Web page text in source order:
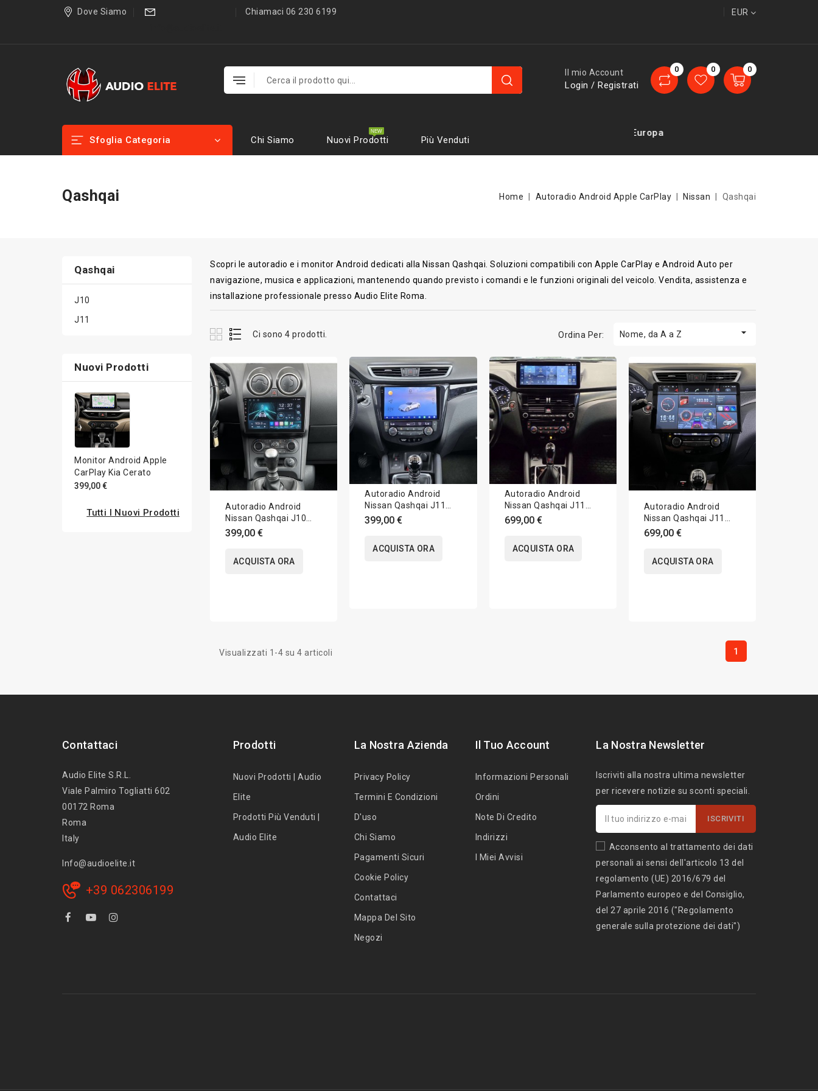
Dove Siamo
Chiamaci 06 230 6199 EUR
0
0
0
Il mio Account
Login / Registrati
Sfoglia Categoria Chi Siamo Nuovi Prodotti Più Venduti
Consegne in tutta Europa
Qashqai Home Autoradio Android Apple CarPlay Nissan Qashqai
Qashqai
J10
J11
Nuovi Prodotti
Monitor Android Apple
CarPlay Kia Cerato
399,00 €
Tutti I Nuovi Prodotti
Scopri le autoradio e i monitor Android dedicati alla Nissan Qashqai. Soluzioni compatibili con Apple CarPlay e Android Auto per
navigazione, musica e applicazioni, mantenendo quando previsto i comandi e le funzioni originali del veicolo. Vendita, assistenza e
installazione professionale presso Audio Elite Roma.
Ci sono 4 prodotti. Ordina Per: Nome, da A a Z 
Autoradio Android
Nissan Qashqai J10
2007-2013 Apple
CarPlay 10 pollici
399,00 €
ACQUISTA ORA
Autoradio Android
Nissan Qashqai J11
2014-2021 Apple
CarPlay 10 pollici
399,00 €
ACQUISTA ORA
Autoradio Android
Nissan Qashqai J11
2014-2021 Apple
CarPlay 12,5 pollici
699,00 €
ACQUISTA ORA
Autoradio Android
Nissan Qashqai J11
2014-2021 Apple
CarPlay 13,6 pollici
699,00 €
ACQUISTA ORA
Visualizzati 1-4 su 4 articoli 1
Contattaci
Audio Elite S.r.l.
Viale Palmiro Togliatti 602
00172 Roma
Roma
Italy
Info@audioelite.it
+39 062306199
Prodotti
Nuovi Prodotti | Audio
Elite
Prodotti Più Venduti |
Audio Elite
La Nostra Azienda
Privacy Policy
Termini E Condizioni
D'uso
Chi Siamo
Pagamenti Sicuri
Cookie Policy
Contattaci
Mappa Del Sito
Negozi
Il Tuo Account
Informazioni Personali
Ordini
Note Di Credito
Indirizzi
I Miei Avvisi
La Nostra Newsletter
Iscriviti alla nostra ultima newsletter
per ricevere notizie su sconti speciali.
Acconsento al trattamento dei dati
personali ai sensi dell'articolo 13 del
regolamento (UE) 2016/679 del
Parlamento europeo e del Consiglio,
del 27 aprile 2016 ("Regolamento
generale sulla protezione dei dati")